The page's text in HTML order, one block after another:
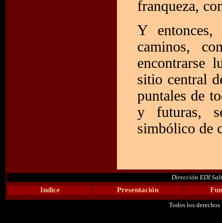
franqueza,
Y entonces,
caminos,
encontrarse
sitio central
puntales de
y futuras,
simbólico de
Dirección EDI
Indice Presentación
Todos los